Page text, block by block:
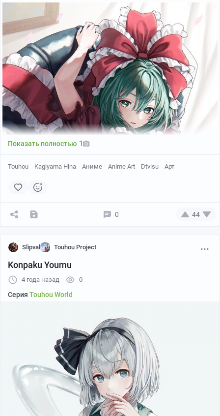
Автор: torinari (dtvisu)
Показать полностью 1
Touhou Kagiyama Hina Аниме Anime Art Dtvisu Арт
0 44
Slipval Touhou Project
Konpaku Youmu
4 года назад 0
Серия Touhou World